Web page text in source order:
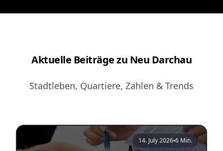
Aktuelle Beiträge zu Neu Darchau
Stadtleben, Quartiere, Zahlen & Trends
14. July 2026 6 Min.